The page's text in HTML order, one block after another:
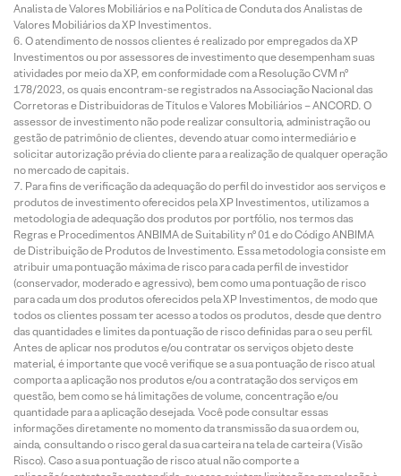
Analista de Valores Mobiliários e na Política de Conduta dos Analistas de
Valores Mobiliários da XP Investimentos.
O atendimento de nossos clientes é realizado por empregados da XP
Investimentos ou por assessores de investimento que desempenham suas
atividades por meio da XP, em conformidade com a Resolução CVM nº
178/2023, os quais encontram-se registrados na Associação Nacional das
Corretoras e Distribuidoras de Títulos e Valores Mobiliários – ANCORD. O
assessor de investimento não pode realizar consultoria, administração ou
gestão de patrimônio de clientes, devendo atuar como intermediário e
solicitar autorização prévia do cliente para a realização de qualquer operação
no mercado de capitais.
Para fins de verificação da adequação do perfil do investidor aos serviços e
produtos de investimento oferecidos pela XP Investimentos, utilizamos a
metodologia de adequação dos produtos por portfólio, nos termos das
Regras e Procedimentos ANBIMA de Suitability nº 01 e do Código ANBIMA
de Distribuição de Produtos de Investimento. Essa metodologia consiste em
atribuir uma pontuação máxima de risco para cada perfil de investidor
(conservador, moderado e agressivo), bem como uma pontuação de risco
para cada um dos produtos oferecidos pela XP Investimentos, de modo que
todos os clientes possam ter acesso a todos os produtos, desde que dentro
das quantidades e limites da pontuação de risco definidas para o seu perfil.
Antes de aplicar nos produtos e/ou contratar os serviços objeto deste
material, é importante que você verifique se a sua pontuação de risco atual
comporta a aplicação nos produtos e/ou a contratação dos serviços em
questão, bem como se há limitações de volume, concentração e/ou
quantidade para a aplicação desejada. Você pode consultar essas
informações diretamente no momento da transmissão da sua ordem ou,
ainda, consultando o risco geral da sua carteira na tela de carteira (Visão
Risco). Caso a sua pontuação de risco atual não comporte a